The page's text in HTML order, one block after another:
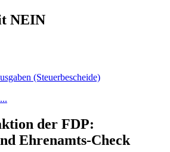
NEIN
(Steuerbescheide)
der FDP:
Ehrenamts-Check